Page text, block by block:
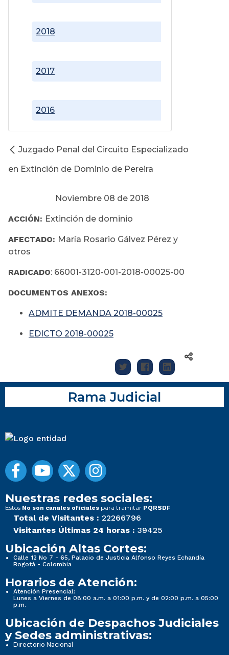
2016
2017
2018
Juzgado Penal del Circuito Especializado
en Extinción de Dominio de Pereira
Noviembre 08 de 2018
ACCIÓN: Extinción de dominio
AFECTADO: María Rosario Gálvez Pérez y
otros
RADICADO: 66001-3120-001-2018-00025-00
DOCUMENTOS ANEXOS:
ADMITE DEMANDA 2018-00025
EDICTO 2018-00025
Rama Judicial
Nuestras redes sociales:
Estos No son canales oficiales para tramitar PQRSDF
Total de Visitantes : 22266796
Visitantes Últimas 24 horas : 39425
Ubicación Altas Cortes:
Calle 12 No 7 - 65, Palacio de Justicia Alfonso Reyes Echandía
Bogotá - Colombia
Horarios de Atención:
Atención Presencial:
Lunes a Viernes de 08:00 a.m. a 01:00 p.m. y de 02:00 p.m. a 05:00
p.m.
Ubicación de Despachos Judiciales
y Sedes administrativas:
Directorio Nacional